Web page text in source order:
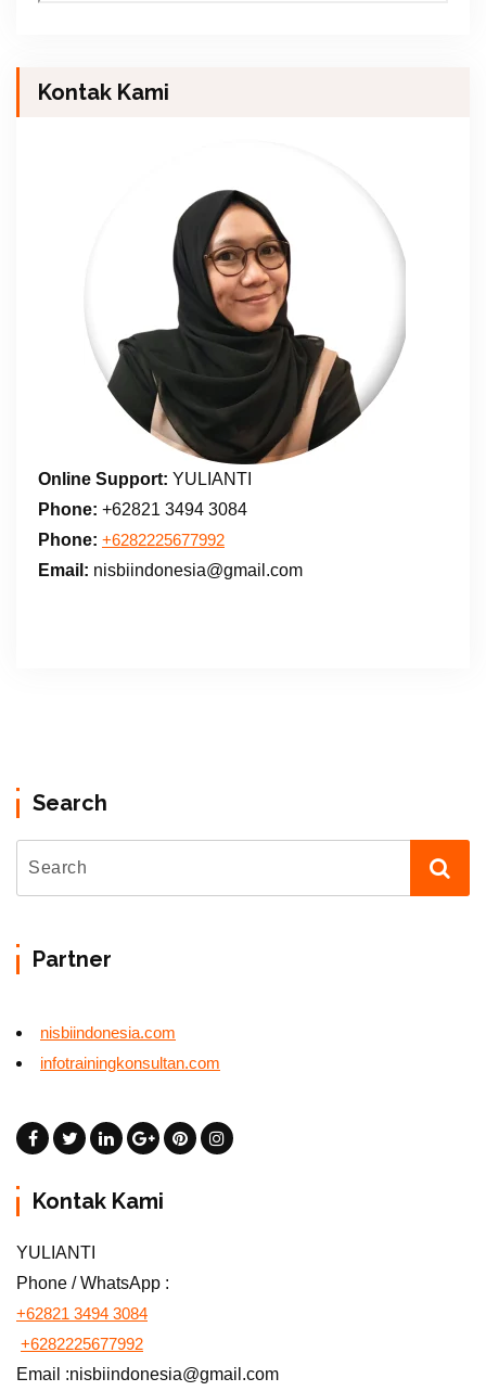
Kontak Kami
Online Support: YULIANTI
Phone: +62821 3494 3084
Phone: +6282225677992
Email: nisbiindonesia@gmail.com
Search
Partner
nisbiindonesia.com
infotrainingkonsultan.com
Kontak Kami
YULIANTI
Phone / WhatsApp :
+62821 3494 3084
+6282225677992
Email :nisbiindonesia@gmail.com